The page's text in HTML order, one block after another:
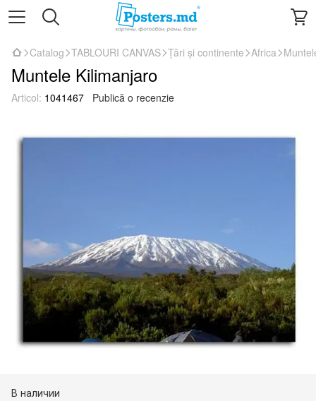
Catalog TABLOURI CANVAS Țări și continente Africa
Muntele Kilimanjaro
Articol: 1041467 Publică o recenzie
В наличии